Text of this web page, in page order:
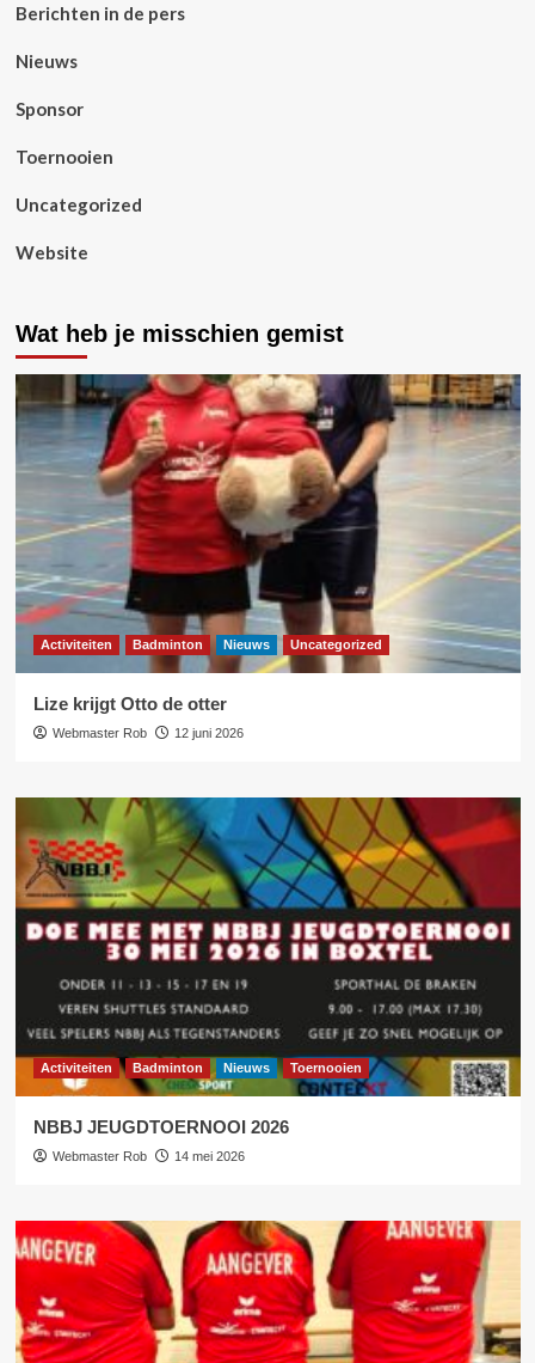
Berichten in de pers
Nieuws
Sponsor
Toernooien
Uncategorized
Website
Wat heb je misschien gemist
Activiteiten Badminton Nieuws Uncategorized
Lize krijgt Otto de otter
Webmaster Rob 12 juni 2026
Activiteiten Badminton Nieuws Toernooien
NBBJ JEUGDTOERNOOI 2026
Webmaster Rob 14 mei 2026